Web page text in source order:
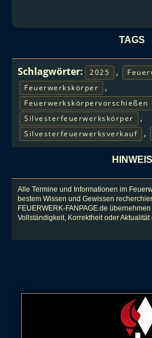
TAGS
Schlagwörter: 2025 ,
Feuerwerkskörper ,
Feuerwerkskörpervorschießen
Silvesterfeuerwerkskörper ,
Silvesterfeuerwerksverkauf ,
HINWEIS
Alle Termine und Informationen im
bestem Wissen und Gewissen
FEUERWERK-FANPAGE.de
Vollständigkeit, Korrektheit oder Aktualität